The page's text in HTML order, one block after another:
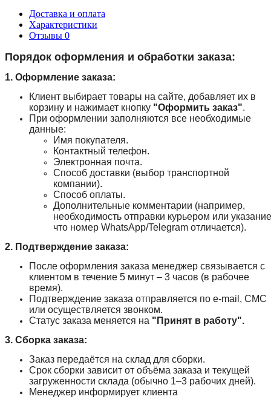
Доставка и оплата
Характеристики
Отзывы 0
Порядок оформления и обработки заказа:
1. Оформление заказа:
Клиент выбирает товары на сайте, добавляет их в
корзину и нажимает кнопку "Оформить заказ".
При оформлении заполняются все необходимые
данные:
Имя покупателя.
Контактный телефон.
Электронная почта.
Способ доставки (выбор транспортной
компании).
Способ оплаты.
Дополнительные комментарии (например,
необходимость отправки курьером или
что номер WhatsApp/Telegram отличается).
2. Подтверждение заказа:
После оформления заказа менеджер связывается с
клиентом в течение 5 минут – 3 часов (в рабочее
время).
Подтверждение заказа отправляется по e-mail, СМС
или осуществляется звонком.
Статус заказа меняется на "Принят в работу".
3. Сборка заказа:
Заказ передаётся на склад для сборки.
Срок сборки зависит от объёма заказа и текущей
загруженности склада (обычно 1–3 рабочих дней).
Менеджер информирует клиента